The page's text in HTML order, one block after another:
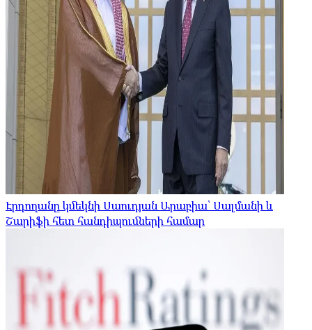
Էրդողանը կմեկնի Սաուդյան Արաբիա՝ Սալմանի և
Շարիֆի հետ հանդիպումների համար